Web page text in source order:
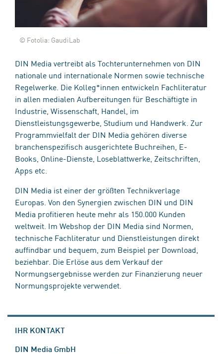
© Fotolia: GaudiLab
DIN Media vertreibt als Tochterunternehmen von DIN
nationale und internationale Normen sowie technische
Regelwerke. Die Kolleg*innen entwickeln Fachliteratur
in allen medialen Aufbereitungen für Beschäftigte in
Industrie, Wissenschaft, Handel, im
Dienstleistungsgewerbe, Studium und Handwerk. Zur
Programmvielfalt der DIN Media gehören diverse
branchenspezifisch ausgerichtete Buchreihen, E-
Books, Online-Dienste, Loseblattwerke, Zeitschriften,
Apps etc.
DIN Media ist einer der größten Technikverlage
Europas. Von den Synergien zwischen DIN und DIN
Media profitieren heute mehr als 150.000 Kunden
weltweit. Im Webshop der DIN Media sind Normen,
technische Fachliteratur und Dienstleistungen direkt
auffindbar und bequem, zum Beispiel per Download,
beziehbar. Die Erlöse aus dem Verkauf der
Normungsergebnisse werden zur Finanzierung neuer
Normungsprojekte verwendet.
IHR KONTAKT
DIN Media GmbH